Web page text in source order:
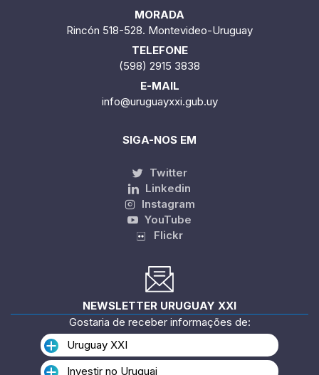
MORADA
Rincón 518-528. Montevideo-Uruguay
TELEFONE
(598) 2915 3838
E-MAIL
info@uruguayxxi.gub.uy
SIGA-NOS EM
Twitter
Linkedin
Instagram
YouTube
Flickr
NEWSLETTER URUGUAY XXI
Gostaria de receber informações de:
Uruguay XXI
Investir no Uruguai